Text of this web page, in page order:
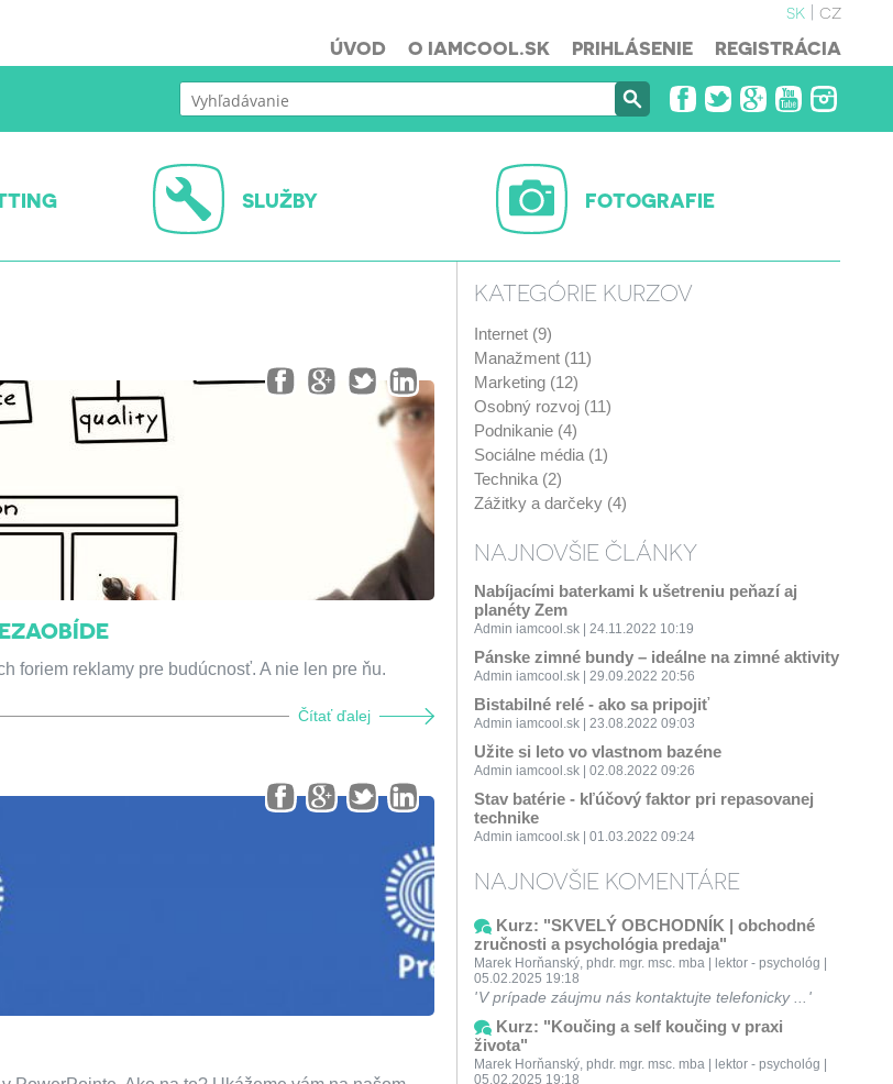
sk
cz
ÚVOD
O IAMCOOL.SK PRIHLÁSENIE REGISTRÁCIA
SLUŽBY FOTOGRAFIE
foriem reklamy pre budúcnosť. A nie len pre ňu.
Čítať ďalej
KATEGÓRIE KURZOV
Internet (9)
Manažment (11)
Marketing (12)
Osobný rozvoj (11)
Podnikanie (4)
Sociálne média (1)
Technika (2)
Zážitky a darčeky (4)
NAJNOVŠIE ČLÁNKY
Nabíjacími baterkami k ušetreniu peňazí aj
planéty Zem
Admin iamcool.sk | 24.11.2022 10:19
Pánske zimné bundy – ideálne na zimné aktivity
Admin iamcool.sk | 29.09.2022 20:56
Bistabilné relé - ako sa pripojiť
Admin iamcool.sk | 23.08.2022 09:03
Užite si leto vo vlastnom bazéne
Admin iamcool.sk | 02.08.2022 09:26
Stav batérie - kľúčový faktor pri repasovanej
technike
Admin iamcool.sk | 01.03.2022 09:24
NAJNOVŠIE KOMENTÁRE
Kurz: "SKVELÝ OBCHODNÍK | obchodné
zručnosti a psychológia predaja"
Marek Horňanský, phdr. mgr. msc. mba | lektor - psychológ |
05.02.2025 19:18
V prípade záujmu nás kontaktujte telefonicky ...
Kurz: "Koučing a self koučing v praxi
života"
Marek Horňanský, phdr. mgr. msc. mba | lektor - psychológ |
05.02.2025 19:18